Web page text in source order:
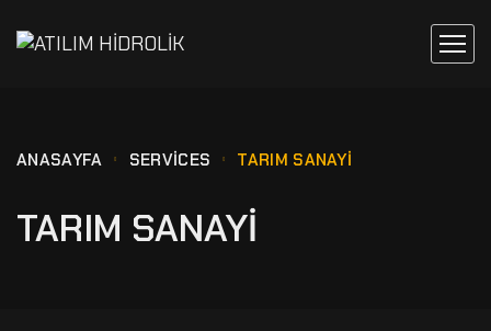
ANASAYFA SERVICES TARIM SANAYİ
TARIM SANAYİ